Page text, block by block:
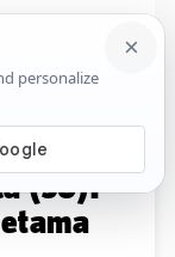
Komentari
(50):